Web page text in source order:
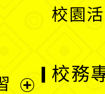
校園
校務